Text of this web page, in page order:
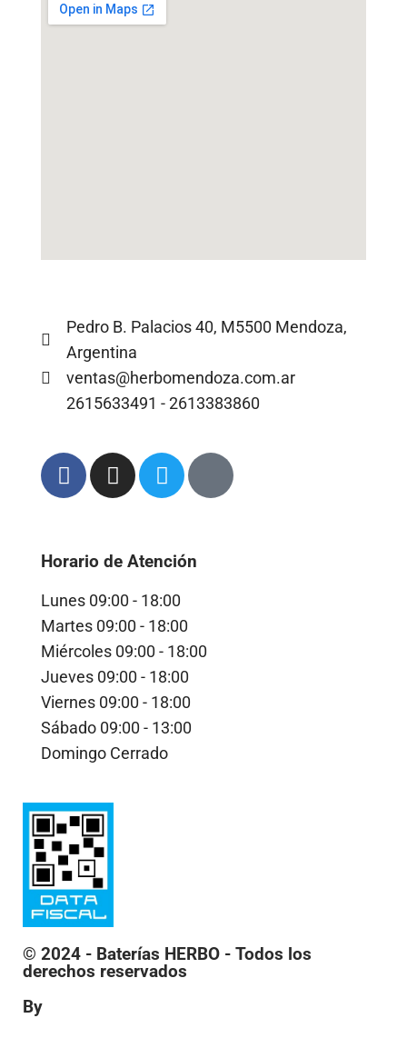
Pedro B. Palacios 40, M5500 Mendoza,
Argentina
ventas@herbomendoza.com.ar
2615633491 - 2613383860
Horario de Atención
Lunes 09:00 - 18:00
Martes 09:00 - 18:00
Miércoles 09:00 - 18:00
Jueves 09:00 - 18:00
Viernes 09:00 - 18:00
Sábado 09:00 - 13:00
Domingo Cerrado
© 2024 - Baterías HERBO - Todos los
derechos reservados
By